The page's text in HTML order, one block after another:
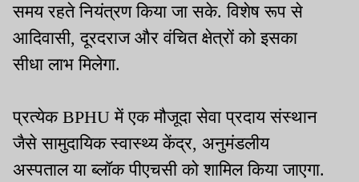
समय रहते नियंत्रण किया जा सके. विशेष रूप से
आदिवासी, दूरदराज और वंचित क्षेत्रों को इसका
सीधा लाभ मिलेगा.
प्रत्येक BPHU में एक मौजूदा सेवा प्रदाय संस्थान
जैसे सामुदायिक स्वास्थ्य केंद्र, अनुमंडलीय
अस्पताल या ब्लॉक पीएचसी को शामिल किया जाएगा.